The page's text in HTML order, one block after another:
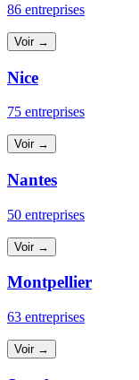
86 entreprises
Voir →
Nice
75 entreprises
Voir →
Nantes
50 entreprises
Voir →
Montpellier
63 entreprises
Voir →